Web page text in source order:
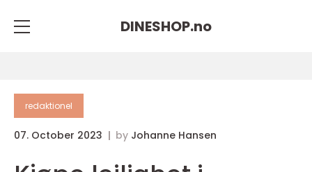
DINESHOP.no
redaktionel
07. October 2023 by Johanne Hansen